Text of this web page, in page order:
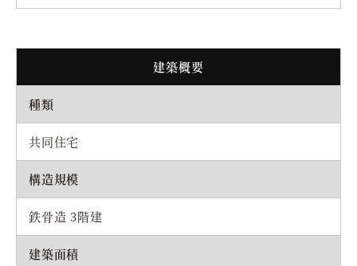
建築概要
種類
共同住宅
構造規模
鉄骨造 3階建
建築面積